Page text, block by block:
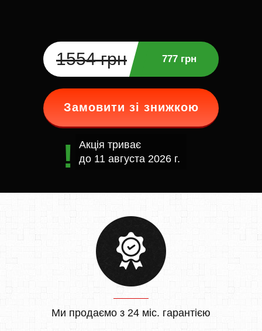
1554 грн 777 грн
Замовити зі знижкою
Акція триває
до 11 августа 2026 г.
Ми продаємо з 24 міс. гарантією